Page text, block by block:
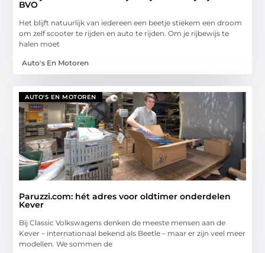
BVO
Het blijft natuurlijk van iedereen een beetje stiekem een droom
om zelf scooter te rijden en auto te rijden. Om je rijbewijs te
halen moet
Auto's En Motoren
AUTO'S EN MOTOREN
Paruzzi.com: hét adres voor oldtimer onderdelen
Kever
Bij Classic Volkswagens denken de meeste mensen aan de
Kever – internationaal bekend als Beetle – maar er zijn veel meer
modellen. We sommen de